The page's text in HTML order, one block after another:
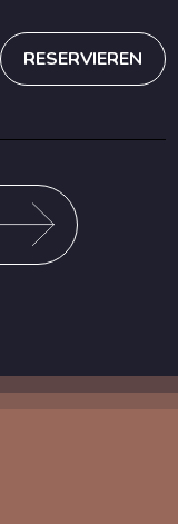
RESERVIEREN